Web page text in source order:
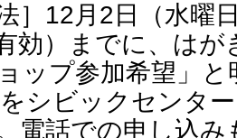
］12月2日（水曜
効）までに、は
ップ参加希望」
シビックセンタ
電話での申し込み